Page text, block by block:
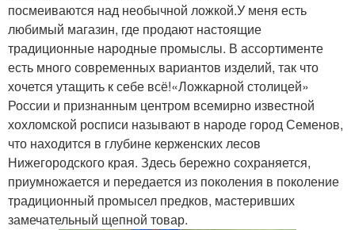
посмеиваются над необычной ложкой.У меня есть
любимый магазин, где продают настоящие
традиционные народные промыслы. В ассортименте
есть много современных вариантов изделий, так что
хочется утащить к себе всё!«Ложкарной столицей»
России и признанным центром всемирно известной
хохломской росписи называют в народе город Семенов,
что находится в глубине керженских лесов
Нижегородского края. Здесь бережно сохраняется,
приумножается и передается из поколения в поколение
традиционный промысел предков, мастеривших
замечательный щепной товар.